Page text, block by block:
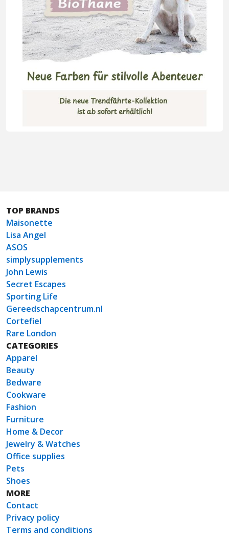
TOP BRANDS
Maisonette
Lisa Angel
ASOS
simplysupplements
John Lewis
Secret Escapes
Sporting Life
Gereedschapcentrum.nl
Cortefiel
Rare London
CATEGORIES
Apparel
Beauty
Bedware
Cookware
Fashion
Furniture
Home & Decor
Jewelry & Watches
Office supplies
Pets
Shoes
MORE
Contact
Privacy policy
Terms and conditions